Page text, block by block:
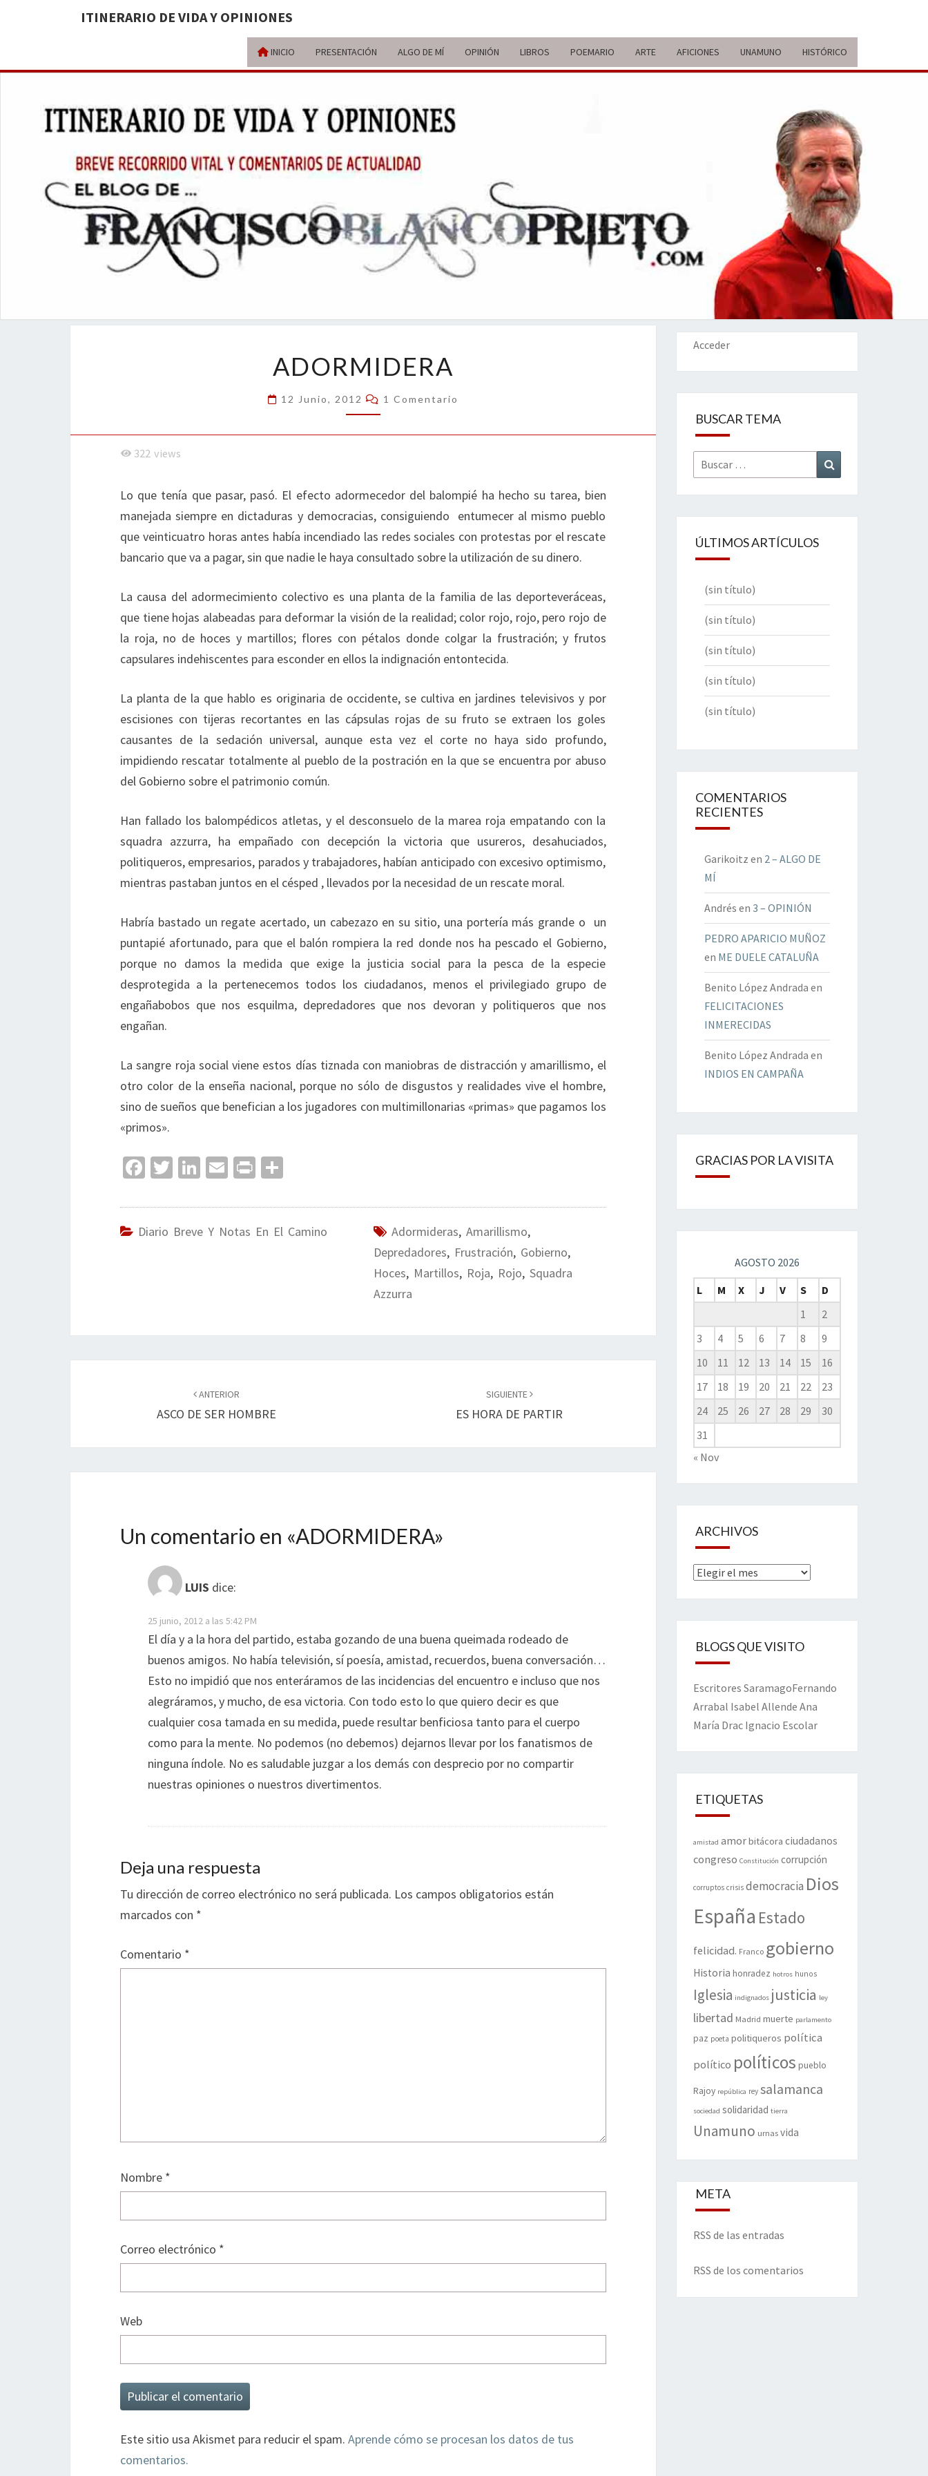
ITINERARIO DE VIDA Y OPINIONES
INICIO PRESENTACIÓN ALGO DE MÍ OPINIÓN LIBROS POEMARIO ARTE AFICIONES UNAMUNO HISTÓRICO
ITINERARIO
DE VIDA Y
OPINIONES
BREVE
RECORRIDO
VITAL Y
COMENTARIOS
ACTUALIDAD
ADORMIDERA
12 Junio, 2012 Comentarios
1 Comentario
322 views
Lo que tenía que pasar, pasó. El efecto adormecedor del balompié ha hecho su tarea, bien
manejada siempre en dictaduras y democracias, consiguiendo entumecer al mismo pueblo
que veinticuatro horas antes había incendiado las redes sociales con protestas por el rescate
bancario que va a pagar, sin que nadie le haya consultado sobre la utilización de su dinero.
La causa del adormecimiento colectivo es una planta de la familia de las deporteveráceas,
que tiene hojas alabeadas para deformar la visión de la realidad; color rojo, rojo, pero rojo de
la roja, no de hoces y martillos; flores con pétalos donde colgar la frustración; y frutos
capsulares indehiscentes para esconder en ellos la indignación entontecida.
La planta de la que hablo es originaria de occidente, se cultiva en jardines televisivos y por
escisiones con tijeras recortantes en las cápsulas rojas de su fruto se extraen los goles
causantes de la sedación universal, aunque esta vez el corte no haya sido profundo,
impidiendo rescatar totalmente al pueblo de la postración en la que se encuentra por abuso
del Gobierno sobre el patrimonio común.
Han fallado los balompédicos atletas, y el desconsuelo de la marea roja empatando con la
squadra azzurra, ha empañado con decepción la victoria que usureros, desahuciados,
politiqueros, empresarios, parados y trabajadores, habían anticipado con excesivo optimismo,
mientras pastaban juntos en el césped , llevados por la necesidad de un rescate moral.
Habría bastado un regate acertado, un cabezazo en su sitio, una portería más grande o un
puntapié afortunado, para que el balón rompiera la red donde nos ha pescado el Gobierno,
porque no damos la medida que exige la justicia social para la pesca de la especie
desprotegida a la pertenecemos todos los ciudadanos, menos el privilegiado grupo de
engañabobos que nos esquilma, depredadores que nos devoran y politiqueros que nos
engañan.
La sangre roja social viene estos días tiznada con maniobras de distracción y amarillismo, el
otro color de la enseña nacional, porque no sólo de disgustos y realidades vive el hombre,
sino de sueños que benefician a los jugadores con multimillonarias «primas» que pagamos los
«primos».
Fa
b
o
T
tt
er
Li
ke
dI
E
ai
l
Pr
t
m
p
Diario Breve Y Notas En El Camino Adormideras, Amarillismo,
Depredadores, Frustración, Gobierno,
Hoces, Martillos, Roja, Rojo, Squadra
Azzurra
ANTERIOR
ASCO DE SER HOMBRE
SIGUIENTE
ES HORA DE PARTIR
Un comentario en «ADORMIDERA»
LUIS dice:
25 junio, 2012 a las 5:42 PM
El día y a la hora del partido, estaba gozando de una buena queimada rodeado de
buenos amigos. No había televisión, sí poesía, amistad, recuerdos, buena conversación…
Esto no impidió que nos enteráramos de las incidencias del encuentro e incluso que nos
alegráramos, y mucho, de esa victoria. Con todo esto lo que quiero decir es que
cualquier cosa tamada en su medida, puede resultar benficiosa tanto para el cuerpo
como para la mente. No podemos (no debemos) dejarnos llevar por los fanatismos de
ninguna índole. No es saludable juzgar a los demás con desprecio por no compartir
nuestras opiniones o nuestros divertimentos.
Deja una respuesta
Tu dirección de correo electrónico no será publicada. Los campos obligatorios están
marcados con *
Comentario *
Nombre *
Correo electrónico *
Web
Este sitio usa Akismet para reducir el spam. Aprende cómo se procesan los datos de tus
comentarios.
Acceder
BUSCAR TEMA
Buscar
por:
ÚLTIMOS ARTÍCULOS
(sin título)
(sin título)
(sin título)
(sin título)
(sin título)
COMENTARIOS
RECIENTES
Garikoitz en 2 – ALGO DE
MÍ
Andrés en 3 – OPINIÓN
PEDRO APARICIO MUÑOZ
en ME DUELE CATALUÑA
Benito López Andrada en
FELICITACIONES
INMERECIDAS
Benito López Andrada en
INDIOS EN CAMPAÑA
GRACIAS POR LA VISITA
AGOSTO 2026
L
M X J V S
D
1
2
3
4 5 6 7 8
9
10
11 12 13 14 15
16
17
18 19 20 21 22
23
24
25 26 27 28 29
30
31
« Nov
ARCHIVOS
Archivos
BLOGS QUE VISITO
Escritores SaramagoFernando
Arrabal Isabel Allende Ana
María Drac Ignacio Escolar
ETIQUETAS
amistad amorbitácora ciudadanos
congreso Constitución corrupción
corruptos crisis democracia Dios
España Estado
felicidad. Franco gobierno
Historia honradez hotros hunos
Iglesia indignados justicia ley
libertad Madrid muerte parlamento
paz poeta politiqueros política
político políticos pueblo
Rajoy república rey salamanca
sociedad solidaridad tierra
Unamuno urnas vida
META
RSS de las entradas
RSS de los comentarios